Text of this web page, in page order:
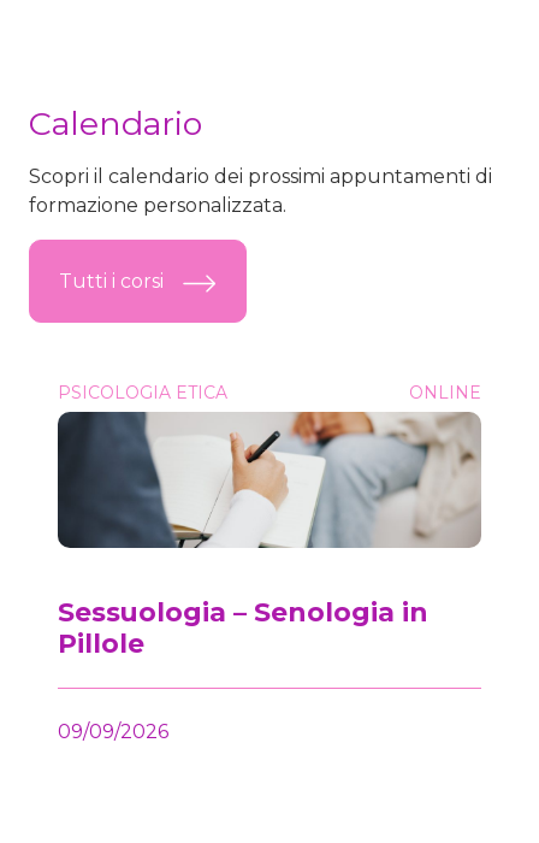
Calendario
Scopri il calendario dei prossimi appuntamenti di
formazione personalizzata.
Tutti i corsi
Sessuologia &#8211; Senologia in Pillole
PSICOLOGIA ETICA ONLINE
Sessuologia – Senologia in
Pillole
09/09/2026